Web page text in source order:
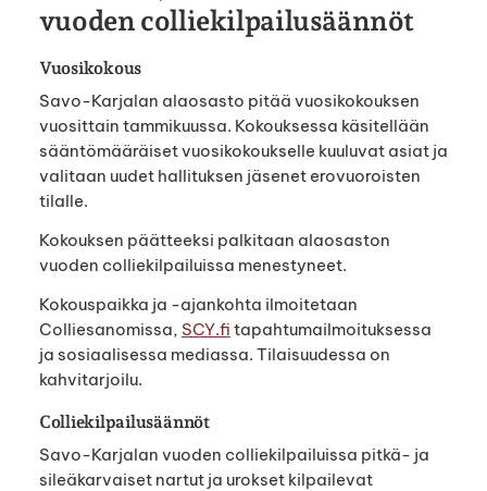
vuoden colliekilpailusäännöt
Vuosikokous
Savo-Karjalan alaosasto pitää vuosikokouksen
vuosittain tammikuussa. Kokouksessa käsitellään
sääntömääräiset vuosikokoukselle kuuluvat asiat ja
valitaan uudet hallituksen jäsenet erovuoroisten
tilalle.
Kokouksen päätteeksi palkitaan alaosaston
vuoden colliekilpailuissa menestyneet.
Kokouspaikka ja -ajankohta ilmoitetaan
Colliesanomissa, SCY.fi tapahtumailmoituksessa
ja sosiaalisessa mediassa. Tilaisuudessa on
kahvitarjoilu.
Colliekilpailusäännöt
Savo-Karjalan vuoden colliekilpailuissa pitkä- ja
sileäkarvaiset nartut ja urokset kilpailevat